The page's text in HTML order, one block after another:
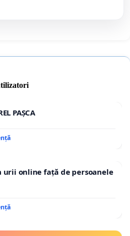
PAȘCA
urii online față de persoanele